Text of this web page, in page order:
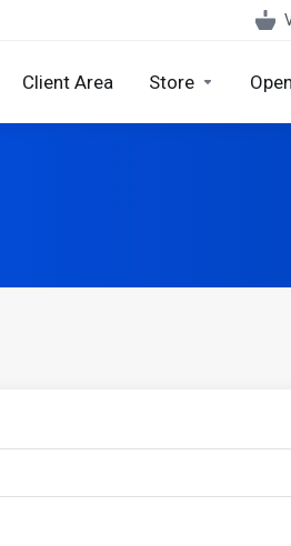
Client Area Store